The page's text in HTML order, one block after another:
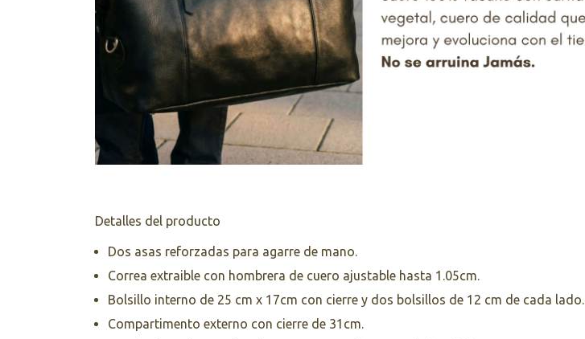
Detalles del producto
Dos asas reforzadas para agarre de mano.
Correa extraible con hombrera de cuero ajustable hasta 1.05cm.
Bolsillo interno de 25 cm x 17cm con cierre y dos bolsillos de 12 cm de cada lado.
Compartimento externo con cierre de 31cm.